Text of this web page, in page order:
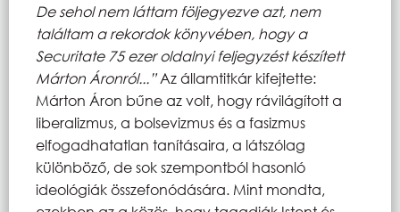
De sehol nem láttam följegyezve azt, nem
találtam a rekordok könyvében, hogy a
Securitate 75 ezer oldalnyi feljegyzést készített
Márton Áronról...”Az államtitkár kifejtette:
Márton Áron bűne az volt, hogy rávilágított a
liberalizmus, a bolsevizmus és a fasizmus
elfogadhatatlan tanításaira, a látszólag
különböző, de sok szempontból hasonló
ideológiák összefonódására. Mint mondta,